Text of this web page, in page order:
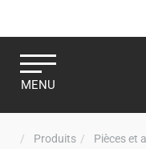
MENU
Produits Pièces et